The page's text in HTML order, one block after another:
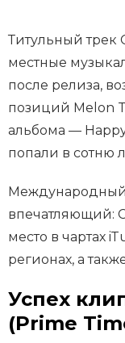
Титульный трек
местные
после релиза,
позиций Melon
альбома —
попали в сотню
Международный
впечатляющий:
место в чартах
регионах, а
Успех
(Prime